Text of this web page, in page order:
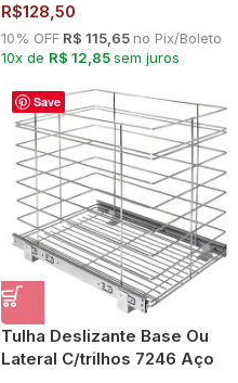
R$128,50
10% OFF R$ 115,65 no Pix/Boleto
10x de R$ 12,85sem juros
Save
Tulha Deslizante Base Ou
Lateral C/trilhos 7246 Aço